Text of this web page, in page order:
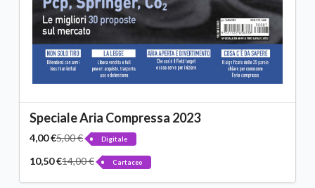
Speciale Aria Compressa 2023
4,00 €5,00 € Digitale
10,50 €14,00 € Cartaceo